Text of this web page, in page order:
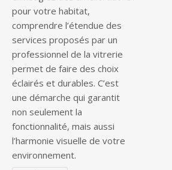
pour votre habitat,
comprendre l’étendue des
services proposés par un
professionnel de la vitrerie
permet de faire des choix
éclairés et durables. C’est
une démarche qui garantit
non seulement la
fonctionnalité, mais aussi
l’harmonie visuelle de votre
environnement.